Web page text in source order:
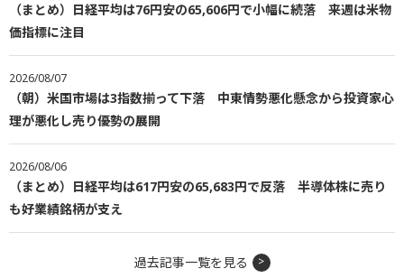
（まとめ）日経平均は76円安の65,606円で小幅に続落 来週は米物
価指標に注目
2026/08/07
（朝）米国市場は3指数揃って下落 中東情勢悪化懸念から投資家心
理が悪化し売り優勢の展開
2026/08/06
（まとめ）日経平均は617円安の65,683円で反落 半導体株に売り
も好業績銘柄が支え
過去記事一覧を見る